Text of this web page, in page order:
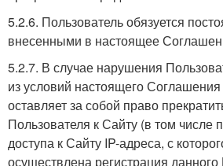
5.2.6. Пользователь обязуется
внесенными в настоящее
5.2.7. В случае нарушения
из условий настоящего
оставляет за собой право
Пользователя к Сайту (в том числе
доступа к Сайту IP-адреса, с
осуществлена регистрация